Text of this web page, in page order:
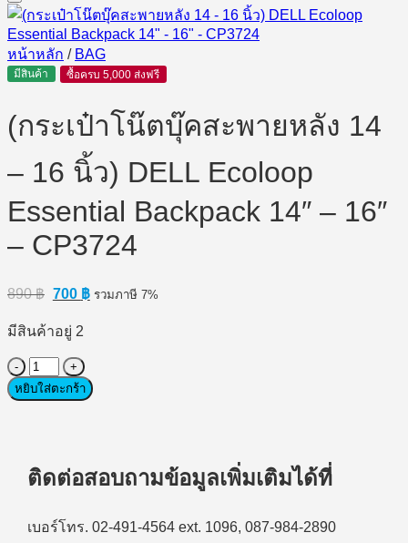
หน้าหลัก / BAG
มีสินค้า ซื้อครบ 5,000 ส่งฟรี
(กระเป๋าโน๊ตบุ๊คสะพายหลัง 14
– 16 นิ้ว) DELL Ecoloop
Essential Backpack 14″ – 16″
– CP3724
890฿ Original
price
was:
890 ฿.
700 ฿Current
price
รวมภาษี 7%
มีสินค้าอยู่ 2
จำนวน
(กระ
สะพาย
14
หยิบใส่ตะกร้า
ติดต่อสอบถามข้อมูลเพิ่มเติมได้ที่
เบอร์โทร. 02-491-4564 ext. 1096, 087-984-2890